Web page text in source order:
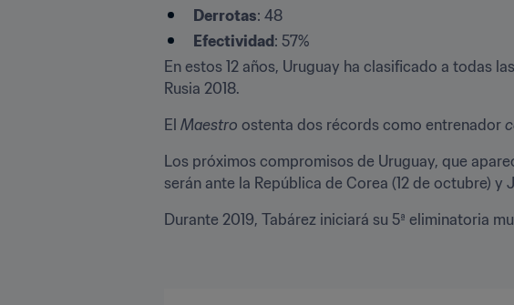
Derrotas: 48
Efectividad: 57%
En estos 12 años, Uruguay ha clasificado a todas
Rusia 2018.
El Maestro ostenta dos récords como entrenador
Los próximos compromisos de Uruguay, que
serán ante la República de Corea (12 de octubre) y
Durante 2019, Tabárez iniciará su 5ª eliminatoria